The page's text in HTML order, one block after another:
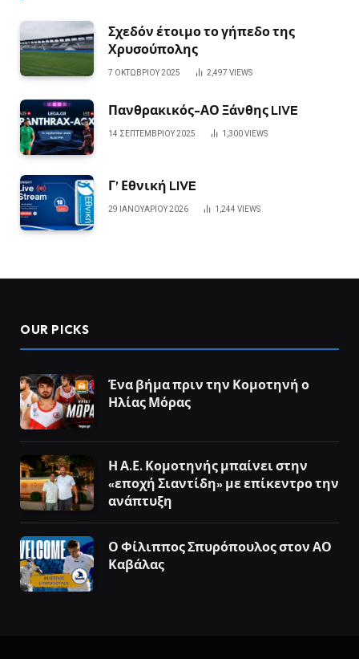
Σχεδόν έτοιμο το γήπεδο της
Χρυσούπολης
7 ΟΚΤΩΒΡΊΟΥ 2025 2,497 VIEWS
Πανθρακικός-ΑΟ Ξάνθης LIVE
14 ΣΕΠΤΕΜΒΡΊΟΥ 2025 1,300VIEWS
Γ’ Εθνική LIVE
29 ΙΑΝΟΥΑΡΊΟΥ 2026 1,244 VIEWS
OUR PICKS
Ένα βήμα πριν την Κομοτηνή ο
Ηλίας Μόρας
Η Α.Ε. Κομοτηνής μπαίνει στην
«εποχή Σιαντίδη» με επίκεντρο την
ανάπτυξη
Ο Φίλιππος Σπυρόπουλος στον ΑΟ
Καβάλας